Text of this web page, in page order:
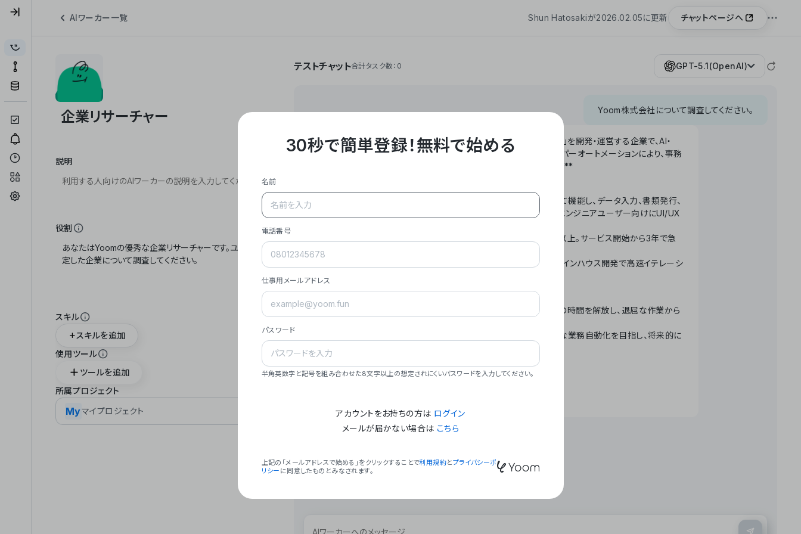
AIワーカー一覧 Shun Hatosakiが2026.02.05に更新 チャットページへ
説明
役割
スキル
スキルを追加
使用ツール
ツールを追加
所属プロジェクト
Myマイプロジェクト
テストチャット合計タスク数：0 GPT-5.1(OpenAI)
Yoom株式会社について調査してください。
**Yoom株式会社は、ビジネスオートメーションSaaS「Yoom」を開発・運営する企業で、AI・
API・RPA・OCRなどの技術をノーコードで組み合わせたハイパーオートメーションにより、事務
作業やデスクワークを自動化するサービスを提供しています。**
- **主力プロダクト「Yoom」**: SaaS連携データベースとして機能し、データ入力、書類発行、
メール対応、請求書処理、日報作成などの業務を自動化。非エンジニアユーザー向けにUI/UX
- **実績**: 国内利用社数20,000社超、直近成長率300%以上。サービス開始から3年で急
- **強み**: すべての自動化技術を1プラットフォームで完結。インハウス開発で高速イテレーシ
- **ミッション**: 「We Make Time」 – テクノロジーで人々の時間を解放し、退屈な作業から
- **ビジョン**: 「Global Business Automation」 – 世界的な業務自動化を目指し、将来的に
### 会社概要
30秒で簡単登録！無料で始める
名前
電話番号
仕事用メールアドレス
パスワード
半角英数字と記号を組み合わせた8文字以上の想定されにくいパスワードを入力してください。
アカウントをお持ちの方は ログイン
メールが届かない場合は こちら
上記の「メールアドレスで始める」をクリックすることで利用規約とプライバシーポ
リシー に同意したものとみなされます。